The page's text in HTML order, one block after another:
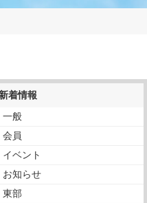
新着情報
一般
会員
イベント
お知らせ
東部